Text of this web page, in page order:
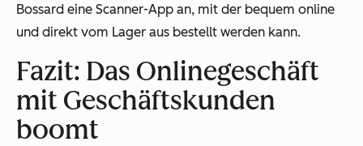
Bossard eine Scanner-App an, mit der bequem online
und direkt vom Lager aus bestellt werden kann.
Fazit: Das Onlinegeschäft
mit Geschäftskunden
boomt